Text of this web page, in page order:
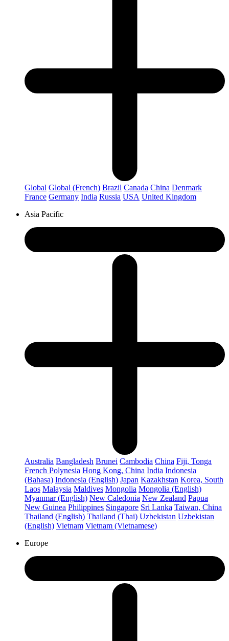
Global Global (French) Brazil Canada China Denmark
France Germany India Russia USA United Kingdom
Asia Pacific
Australia Bangladesh Brunei Cambodia China Fiji, Tonga
French Polynesia Hong Kong, China India Indonesia
(Bahasa) Indonesia (English) Japan Kazakhstan Korea, South
Laos Malaysia Maldives Mongolia Mongolia (English)
Myanmar (English) New Caledonia New Zealand Papua
New Guinea Philippines Singapore Sri Lanka Taiwan, China
Thailand (English) Thailand (Thai) Uzbekistan Uzbekistan
(English) Vietnam Vietnam (Vietnamese)
Europe